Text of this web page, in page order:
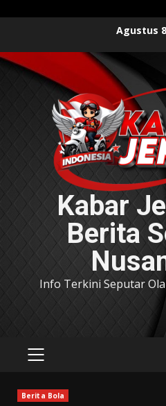
content
Agustus
Kabar
Berita
Info Terkini Seputar
PRIMARY
Berita Bola